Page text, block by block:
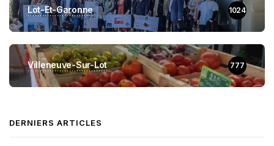
Lot-Et-Garonne 1024
Villeneuve-Sur-Lot 777
DERNIERS ARTICLES